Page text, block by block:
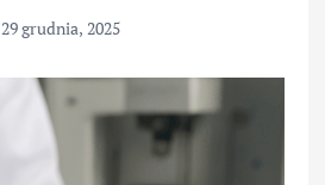
29 grudnia, 2025